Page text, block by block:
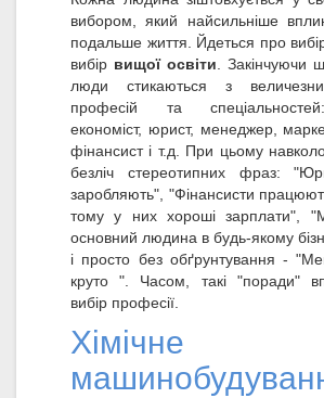
вибором, який найсильніше
подальше життя. Йдеться про
вибір вищої освіти . Закінчуючи
люди стикаються з
професій та
економіст, юрист, менеджер,
фінансист і т.д. При цьому
безліч стереотипних фраз:
заробляють", "Фінансисти
тому у них хороші зарплати",
основний людина в будь-якому
і просто без обґрунтування -
круто ". Часом, такі "поради"
вибір професії.
Хімічне